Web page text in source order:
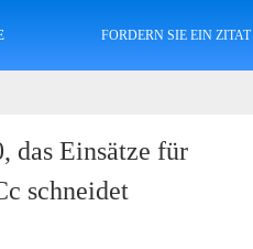
FORDERN SIE EIN ZITAT
das Einsätze für
schneidet